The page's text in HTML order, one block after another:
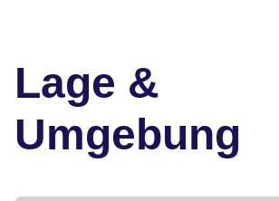
Lage &
Umgebung